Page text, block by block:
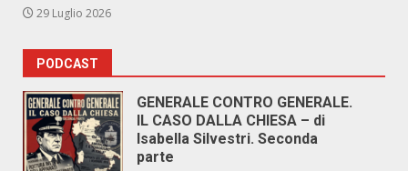
29 Luglio 2026
PODCAST
GENERALE CONTRO GENERALE.
IL CASO DALLA CHIESA – di
Isabella Silvestri. Seconda
parte